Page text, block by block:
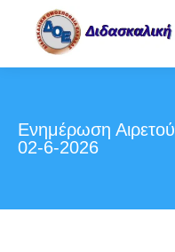
Ενημέρωση Αιρετού
02-6-2026